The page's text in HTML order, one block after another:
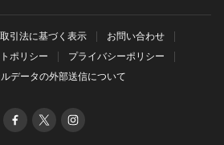
引法に基づく表示
お問い合わせ
ポリシー
プライバシーポリシー
データの外部送信について